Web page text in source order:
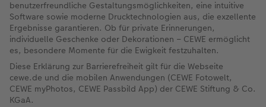
Panoramaseite
Schuber
Designvorlagen
Fotosticker
Fotosets
Fotos digitalisieren
CEWE myPhotos
Alu-Dibond
Foto auf Holz
Hartschaum
Urlaubsgrüße
Weitere Anlässe
Papierqualitäten
Foto-Geschenkbox
Art Prints
Handyhüllen
Kalender-Kundenbeispiele
Neuheiten
Extras
CEWE myPhotos
PopGrip
Cardholder
CEWE myPhotos
Liebe schenken
Geburtstagsgeschenke
Inspiration
Kundenbeispiele
Gestaltungsideen
Anleitungen und Hilfe
Hochzeit
App
benutzerfreundliche Gestaltungsmöglichkeiten, eine intuitive
Software sowie moderne Drucktechnologien aus, die exzellente
Ergebnisse garantieren. Ob für private Erinnerungen,
individuelle Geschenke oder Dekorationen – CEWE ermöglicht
es, besondere Momente für die Ewigkeit festzuhalten.
Diese Erklärung zur Barrierefreiheit gilt für die Webseite
cewe.de und die mobilen Anwendungen (CEWE Fotowelt,
CEWE myPhotos, CEWE Passbild App) der CEWE Stiftung & Co.
KGaA.